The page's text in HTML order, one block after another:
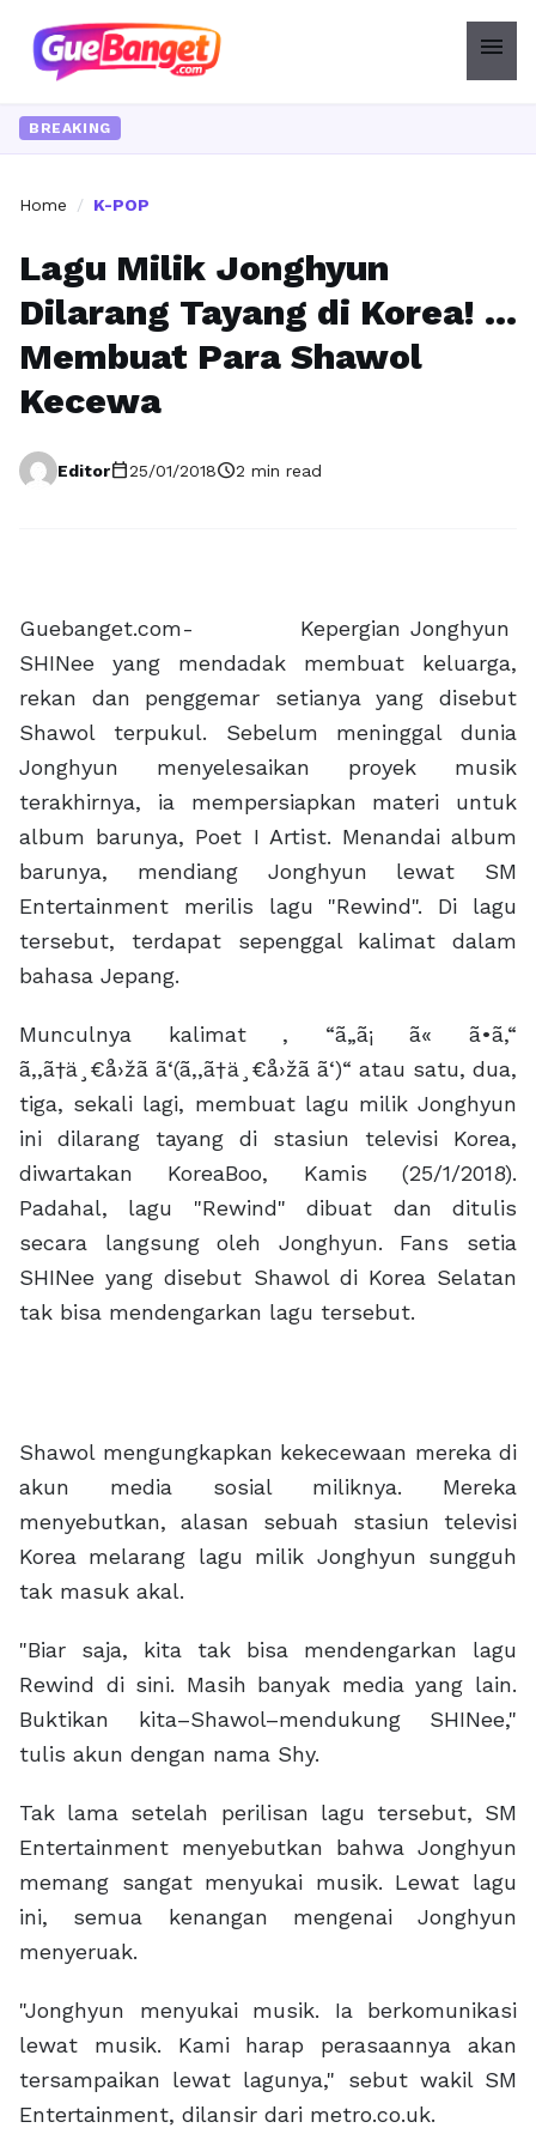
menu
BREAKING
Home / K-POP
Lagu Milik Jonghyun
Dilarang Tayang di Korea! …
Membuat Para Shawol
Kecewa
Editorcalendar_today25/01/2018schedule2 min read
Guebanget.com- Kepergian Jonghyun
SHINee yang mendadak membuat keluarga,
rekan dan penggemar setianya yang disebut
Shawol terpukul. Sebelum meninggal dunia
Jonghyun menyelesaikan proyek musik
terakhirnya, ia mempersiapkan materi untuk
album barunya, Poet I Artist. Menandai album
barunya, mendiang Jonghyun lewat SM
Entertainment merilis lagu "Rewind". Di lagu
tersebut, terdapat sepenggal kalimat dalam
bahasa Jepang.
Munculnya kalimat , “ã„ã¡ ã« ã•ã‚“
ã‚‚ã†ä¸€å›žã ã‘(ã‚‚ã†ä¸€å›žã ã‘)“ atau satu, dua,
tiga, sekali lagi, membuat lagu milik Jonghyun
ini dilarang tayang di stasiun televisi Korea,
diwartakan KoreaBoo, Kamis (25/1/2018).
Padahal, lagu "Rewind" dibuat dan ditulis
secara langsung oleh Jonghyun. Fans setia
SHINee yang disebut Shawol di Korea Selatan
tak bisa mendengarkan lagu tersebut.
Shawol mengungkapkan kekecewaan mereka di
akun media sosial miliknya. Mereka
menyebutkan, alasan sebuah stasiun televisi
Korea melarang lagu milik Jonghyun sungguh
tak masuk akal.
"Biar saja, kita tak bisa mendengarkan lagu
Rewind di sini. Masih banyak media yang lain.
Buktikan kita–Shawol–mendukung SHINee,"
tulis akun dengan nama Shy.
Tak lama setelah perilisan lagu tersebut, SM
Entertainment menyebutkan bahwa Jonghyun
memang sangat menyukai musik. Lewat lagu
ini, semua kenangan mengenai Jonghyun
menyeruak.
"Jonghyun menyukai musik. Ia berkomunikasi
lewat musik. Kami harap perasaannya akan
tersampaikan lewat lagunya," sebut wakil SM
Entertainment, dilansir dari metro.co.uk.